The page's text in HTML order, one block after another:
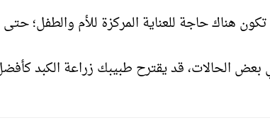
هناك حاجة للعناية المركزة للأم والطفل؛
الحالات، قد يقترح طبيبك زراعة الكبد